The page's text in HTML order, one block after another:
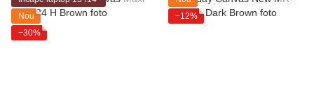
Nou
−30%
−12%